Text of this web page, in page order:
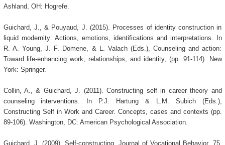
Ashland, OH: Hogrefe.
Guichard, J., & Pouyaud, J. (2015). Processes of identity construction in
liquid modernity: Actions, emotions, identifications and interpretations. In
R. A. Young, J. F. Domene, & L. Valach (Eds.), Counseling and action:
Toward life-enhancing work, relationships, and identity, (pp. 91-114). New
York: Springer.
Collin, A., & Guichard, J. (2011). Constructing self in career theory and
counseling interventions. In P.J. Hartung & L.M. Subich (Eds.),
Constructing Self in Work and Career. Concepts, cases and contexts (pp.
89-106). Washington, DC: American Psychological Association.
Guichard, J. (2009). Self-constructing. Journal of Vocational Behavior, 75,